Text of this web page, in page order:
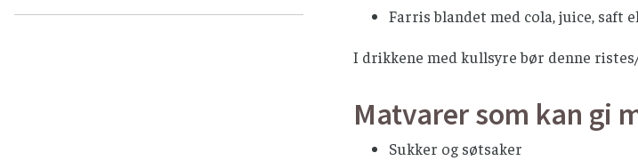
Farris blandet med cola, juice, saft
I drikkene med kullsyre bør denne
Matvarer som kan gi
Sukker og søtsaker